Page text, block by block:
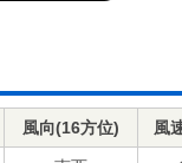
風向(16方位) 風